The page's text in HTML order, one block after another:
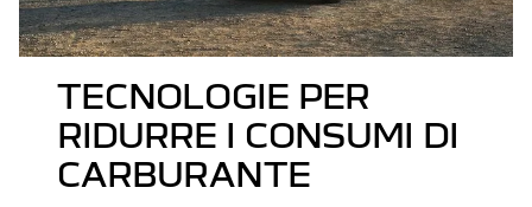
TECNOLOGIE PER
RIDURRE I CONSUMI DI
CARBURANTE